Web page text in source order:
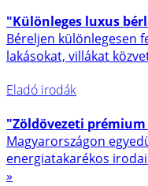
"Különleges luxus
Béreljen különlegesen
lakásokat, villákat
Eladó irodák
"Zöldövezeti
Magyarországon
energiatakarékos
»